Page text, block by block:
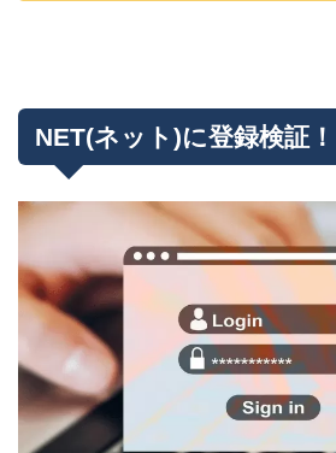
NET(ネット)に登録検証！